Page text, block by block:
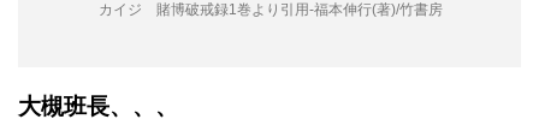
カイジ 賭博破戒録1巻より引用-福本伸行(著)/竹書房
大槻班長、、、